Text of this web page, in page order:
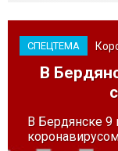
СПЕЦТЕМА
В
В Бердянске 9